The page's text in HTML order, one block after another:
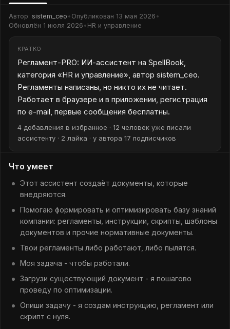
Автор: sistem_ceo • Опубликован 13 мая 2026 •
Обновлён 1 июля 2026 • HR и управление
КРАТКО
Регламент-PRO: ИИ-ассистент на SpellBook,
категория «HR и управление», автор sistem_ceo.
Регламенты написаны, но никто их не читает.
Работает в браузере и в приложении, регистрация
по e-mail, первые сообщения бесплатны.
4 добавления в избранное · 12 человек уже писали
ассистенту · 2 лайка · у автора 17 подписчиков
Что умеет
Этот ассистент создаёт документы, которые
внедряются.
Помогаю формировать и оптимизировать базу знаний
компании: регламенты, инструкции, скрипты, шаблоны
документов и прочие нормативные документы.
Твои регламенты либо работают, либо пылятся.
Моя задача - чтобы работали.
Загрузи существующий документ - я пошагово
проведу по оптимизации.
Опиши задачу - я создам инструкцию, регламент или
скрипт с нуля.